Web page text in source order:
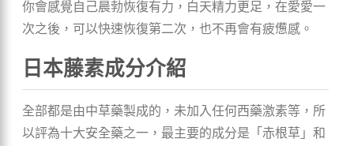
你會感覺自己晨勃恢復有力，白天精力更足，在愛愛一
次之後，可以快速恢復第二次，也不再會有疲憊感。
日本藤素成分介紹
全部都是由中草藥製成的，未加入任何西藥激素等，所
以評為十大安全藥之一，最主要的成分是「赤根草」和